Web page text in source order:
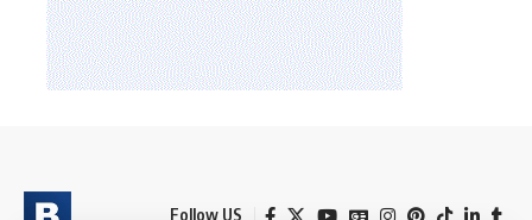
Follow US